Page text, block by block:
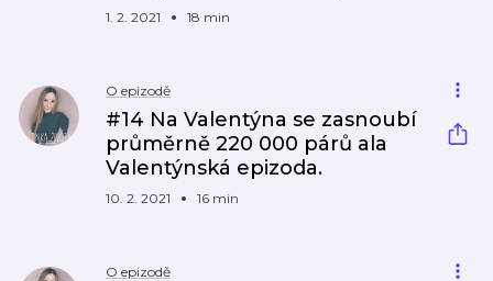
1. 2. 2021 18 min
O epizodě
#14 Na Valentýna se zasnoubí
průměrně 220 000 párů ala
Valentýnská epizoda.
10. 2. 2021 16 min
O epizodě